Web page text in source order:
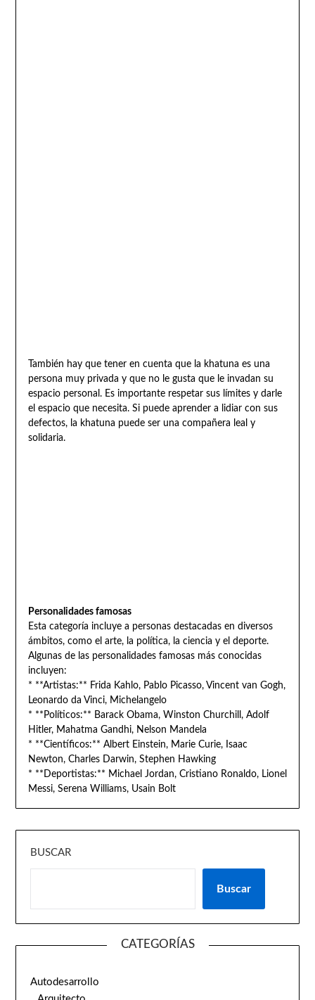
También hay que tener en cuenta que la khatuna es una
persona muy privada y que no le gusta que le invadan su
espacio personal. Es importante respetar sus límites y darle
el espacio que necesita. Si puede aprender a lidiar con sus
defectos, la khatuna puede ser una compañera leal y
solidaria.
Personalidades famosas
Esta categoría incluye a personas destacadas en diversos
ámbitos, como el arte, la política, la ciencia y el deporte.
Algunas de las personalidades famosas más conocidas
incluyen:
* **Artistas:** Frida Kahlo, Pablo Picasso, Vincent van Gogh,
Leonardo da Vinci, Michelangelo
* **Políticos:** Barack Obama, Winston Churchill, Adolf
Hitler, Mahatma Gandhi, Nelson Mandela
* **Científicos:** Albert Einstein, Marie Curie, Isaac
Newton, Charles Darwin, Stephen Hawking
* **Deportistas:** Michael Jordan, Cristiano Ronaldo, Lionel
Messi, Serena Williams, Usain Bolt
BUSCAR
Buscar
CATEGORÍAS
Autodesarrollo